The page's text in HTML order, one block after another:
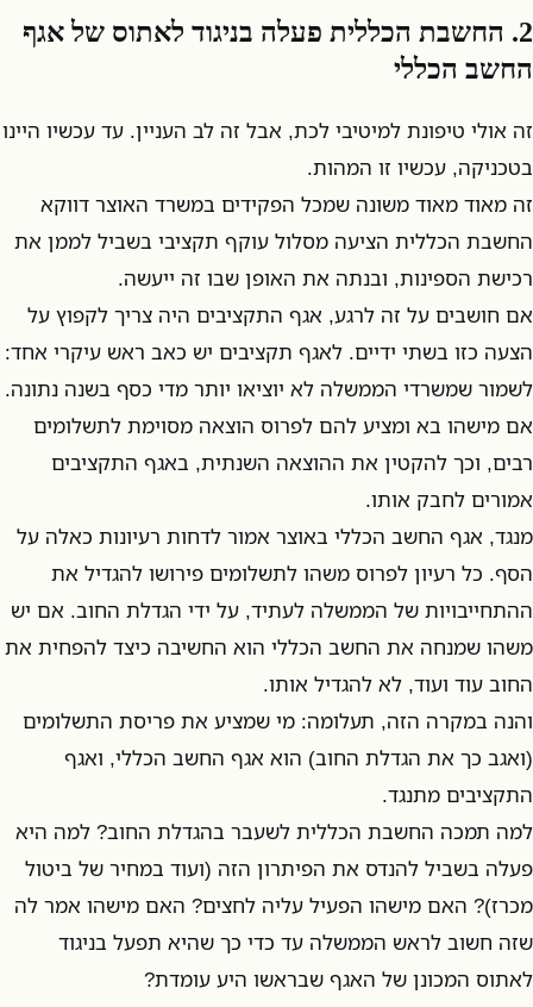
2. החשבת הכללית פעלה בניגוד לאתוס של אגף
החשב הכללי
זה אולי טיפונת למיטיבי לכת, אבל זה לב העניין. עד עכשיו היינו
בטכניקה, עכשיו זו המהות.
זה מאוד מאוד משונה שמכל הפקידים במשרד האוצר דווקא
החשבת הכללית הציעה מסלול עוקף תקציבי בשביל לממן את
רכישת הספינות, ובנתה את האופן שבו זה ייעשה.
אם חושבים על זה לרגע, אגף התקציבים היה צריך לקפוץ על
הצעה כזו בשתי ידיים. לאגף תקציבים יש כאב ראש עיקרי אחד:
לשמור שמשרדי הממשלה לא יוציאו יותר מדי כסף בשנה נתונה.
אם מישהו בא ומציע להם לפרוס הוצאה מסוימת לתשלומים
רבים, וכך להקטין את ההוצאה השנתית, באגף התקציבים
אמורים לחבק אותו.
מנגד, אגף החשב הכללי באוצר אמור לדחות רעיונות כאלה על
הסף. כל רעיון לפרוס משהו לתשלומים פירושו להגדיל את
ההתחייבויות של הממשלה לעתיד, על ידי הגדלת החוב. אם יש
משהו שמנחה את החשב הכללי הוא החשיבה כיצד להפחית את
החוב עוד ועוד, לא להגדיל אותו.
והנה במקרה הזה, תעלומה: מי שמציע את פריסת התשלומים
(ואגב כך את הגדלת החוב) הוא אגף החשב הכללי, ואגף
התקציבים מתנגד.
למה תמכה החשבת הכללית לשעבר בהגדלת החוב? למה היא
פעלה בשביל להנדס את הפיתרון הזה (ועוד במחיר של ביטול
מכרז)? האם מישהו הפעיל עליה לחצים? האם מישהו אמר לה
שזה חשוב לראש הממשלה עד כדי כך שהיא תפעל בניגוד
לאתוס המכונן של האגף שבראשו היע עומדת?